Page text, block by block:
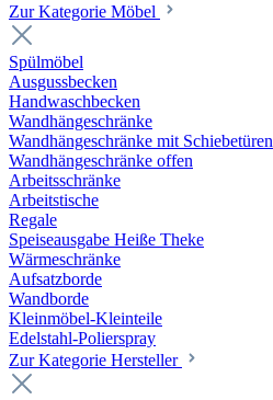
Zur Kategorie Möbel
Spülmöbel
Ausgussbecken
Handwaschbecken
Wandhängeschränke
Wandhängeschränke mit Schiebetüren
Wandhängeschränke offen
Arbeitsschränke
Arbeitstische
Regale
Speiseausgabe Heiße Theke
Wärmeschränke
Aufsatzborde
Wandborde
Kleinmöbel-Kleinteile
Edelstahl-Polierspray
Zur Kategorie Hersteller